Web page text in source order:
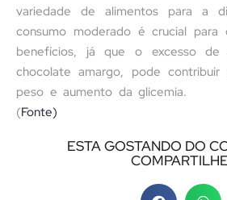
variedade de alimentos para a
consumo moderado é crucial
benefícios, já que o excesso de
chocolate amargo, pode
peso e aumento da glicemia.
(Fonte)
ESTA GOSTANDO DO